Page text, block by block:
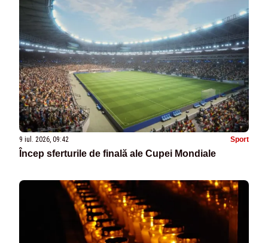
9 iul. 2026, 09:42 Sport
Încep sferturile de finală ale Cupei Mondiale